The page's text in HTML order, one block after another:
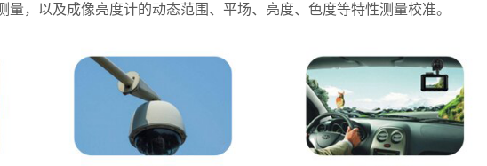
量，以及成像亮度计的动态范围、平场、亮度、色度等特性测量校准。